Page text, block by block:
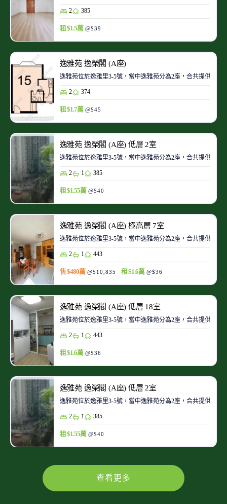
2 385
租 $1.5萬 @$39
逸雅苑 逸榮閣 (A座)
逸雅苑位於逸雅里3-5號，當中逸雅苑分為2座，合共提供
2 374
租 $1.7萬 @$45
逸雅苑 逸榮閣 (A座) 低層 2室
逸雅苑位於逸雅里3-5號，當中逸雅苑分為2座，合共提供
2 1 385
租 $1.55萬 @$40
逸雅苑 逸榮閣 (A座) 極高層 7室
逸雅苑位於逸雅里3-5號，當中逸雅苑分為2座，合共提供
2 1 443
售 $480萬 @$10,835 租 $1.6萬 @$36
逸雅苑 逸榮閣 (A座) 低層 18室
逸雅苑位於逸雅里3-5號，當中逸雅苑分為2座，合共提供
2 1 443
租 $1.6萬 @$36
逸雅苑 逸榮閣 (A座) 低層 2室
逸雅苑位於逸雅里3-5號，當中逸雅苑分為2座，合共提供
2 1 385
租 $1.55萬 @$40
查看更多